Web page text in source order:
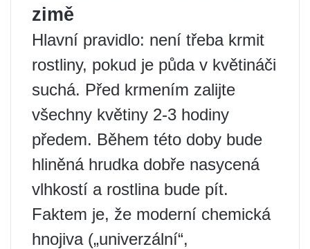
zimě
Hlavní pravidlo: není třeba krmit
rostliny, pokud je půda v květináči
suchá. Před krmením zalijte
všechny květiny 2-3 hodiny
předem. Během této doby bude
hliněná hrudka dobře nasycená
vlhkostí a rostlina bude pít.
Faktem je, že moderní chemická
hnojiva („univerzální“,